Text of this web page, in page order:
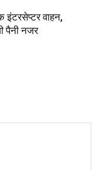
इंटरसेप्टर वाहन,
पैनी नजर